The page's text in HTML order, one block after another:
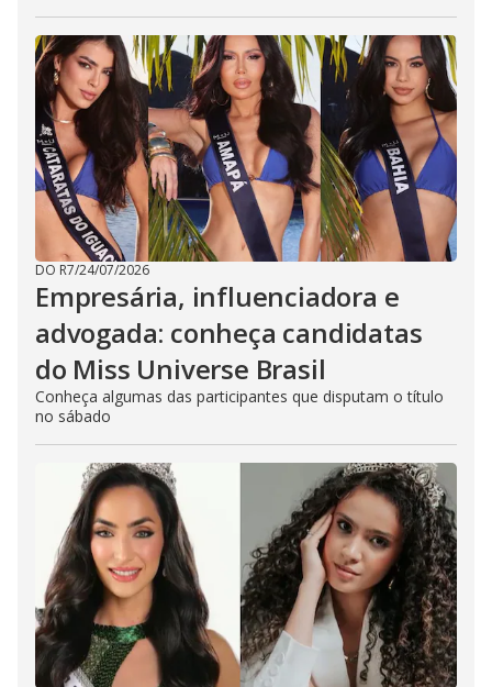
DO R7/24/07/2026
Empresária, influenciadora e
advogada: conheça candidatas
do Miss Universe Brasil
Conheça algumas das participantes que disputam o título
no sábado